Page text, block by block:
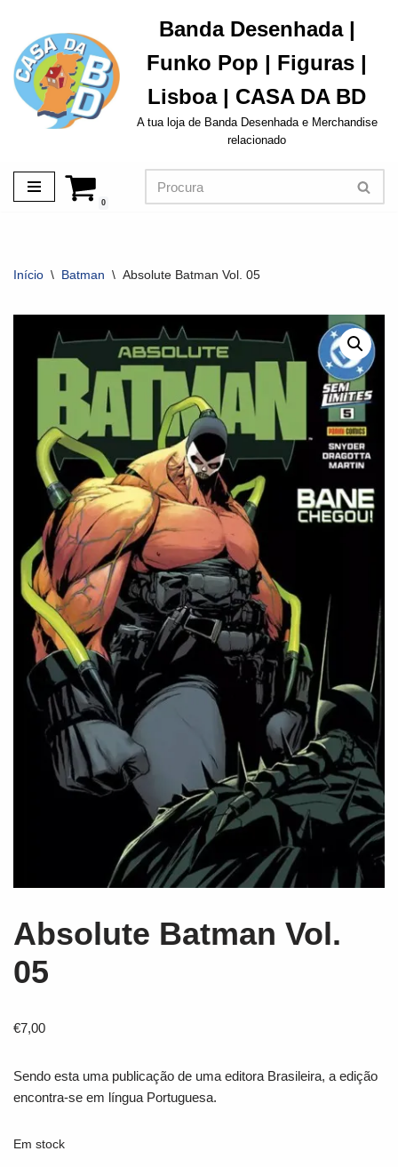
Avançar
para
o
conteúdo
Banda Desenhada |
Funko Pop | Figuras |
Lisboa | CASA DA BD
A tua loja de Banda Desenhada e Merchandise
relacionado
0
Início \ Batman \ Absolute Batman Vol. 05
Absolute Batman Vol.
05
€7,00
Sendo esta uma publicação de uma editora Brasileira, a edição
encontra-se em língua Portuguesa.
Em stock